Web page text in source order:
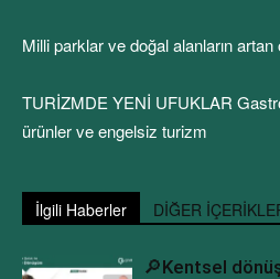
Milli parklar ve doğal alanların artan
TURİZMDE YENİ UFUKLAR
ürünler ve engelsiz turizm
İlgili Haberler DİĞER
🔎Kentsel